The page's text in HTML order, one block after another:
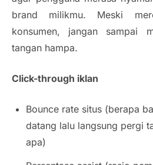
brand milikmu. Meski
konsumen, jangan sampai
tangan hampa.
Click-through iklan
Bounce rate situs (berapa
datang lalu langsung pergi
apa)